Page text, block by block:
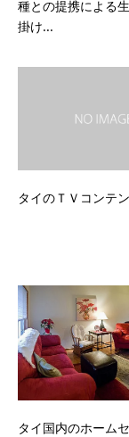
種との提携による
掛け...
タイのＴＶコンテ
タイ国内のホーム